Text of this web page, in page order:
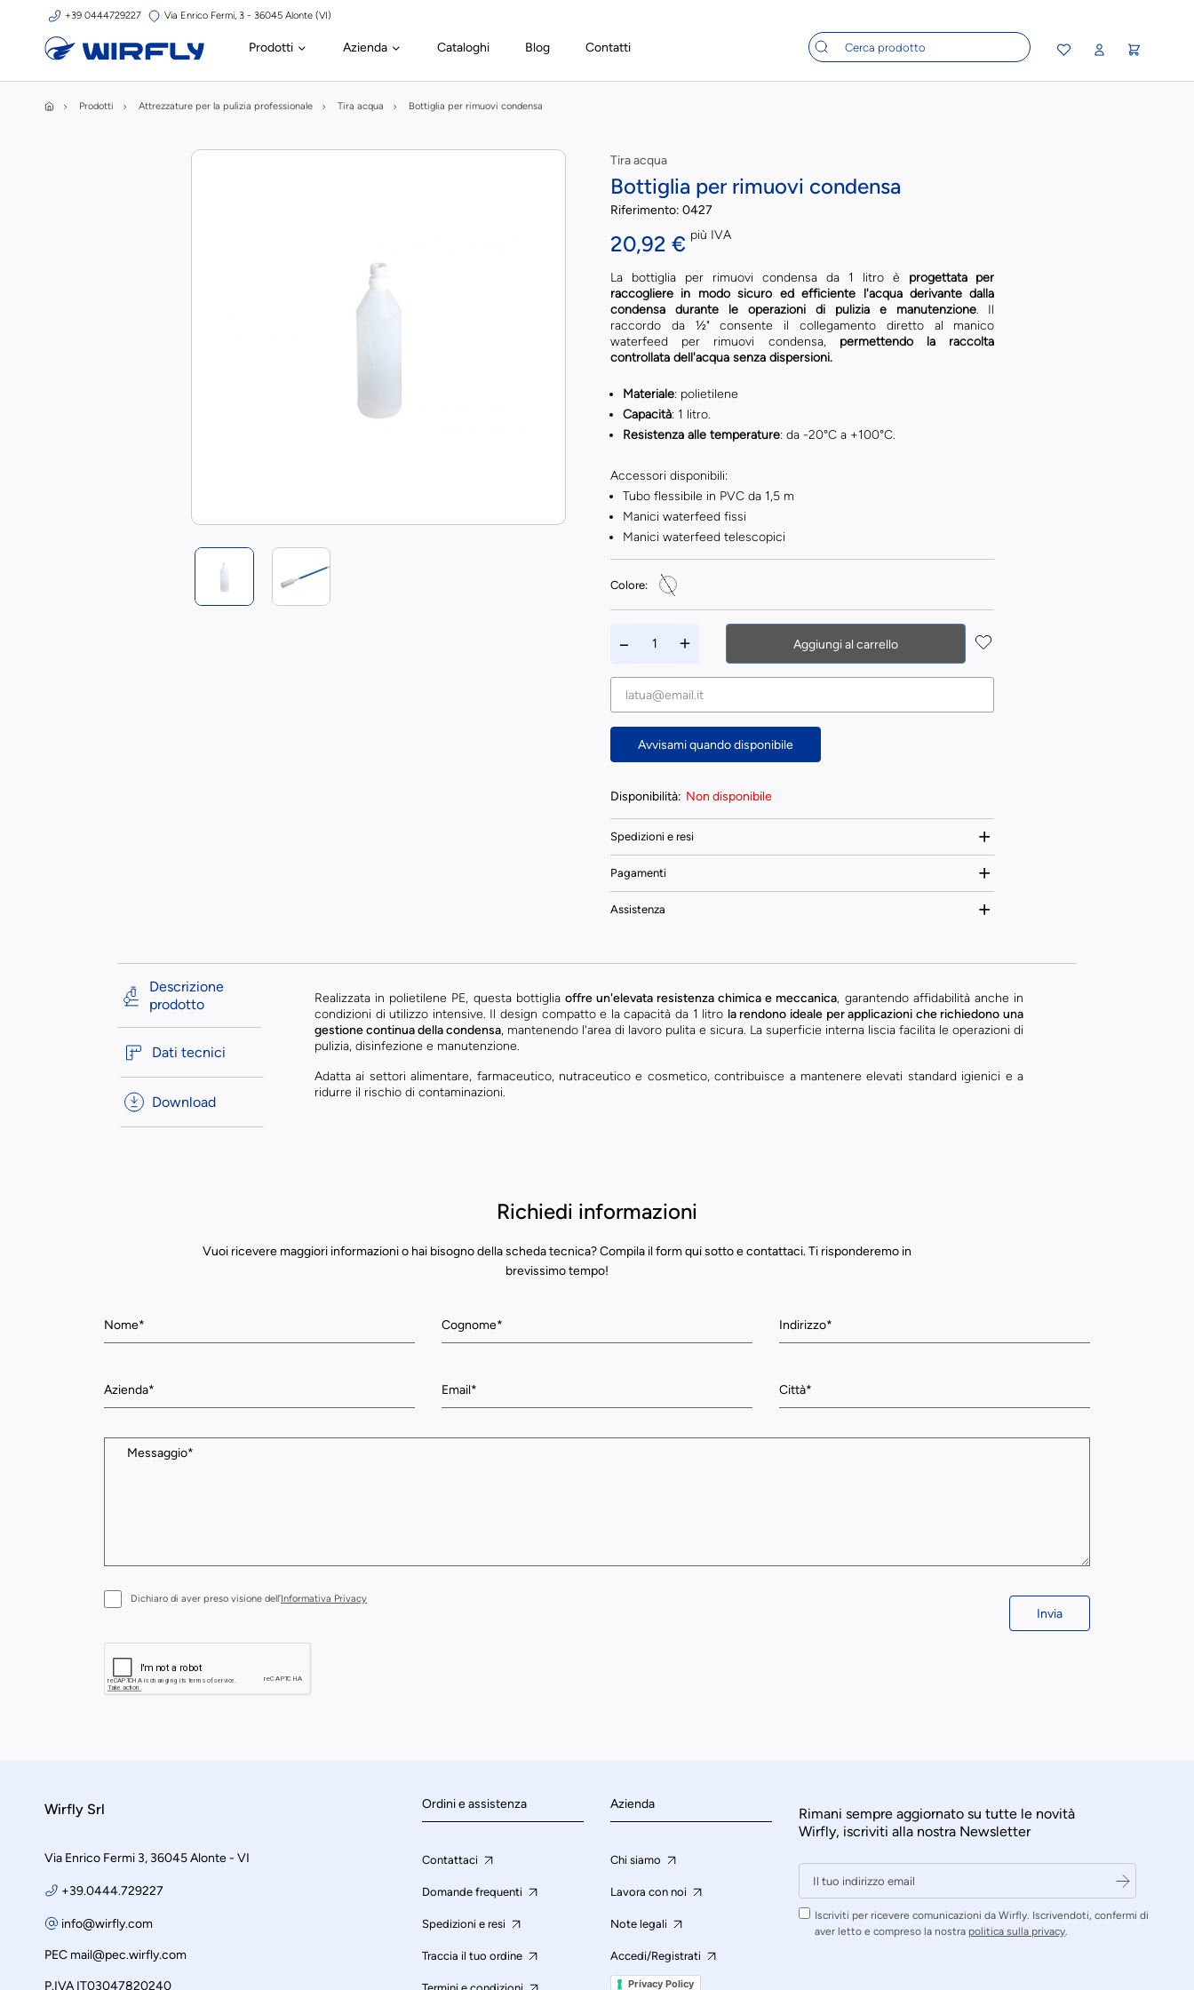
+39 0444729227 Via Enrico Fermi, 3 - 36045 Alonte (VI)
Prodotti Azienda Cataloghi Blog Contatti
Prodotti Attrezzature per la pulizia professionale Tira acqua Bottiglia per rimuovi condensa
Tira acqua
Bottiglia per rimuovi condensa
Riferimento: 0427
20,92 € più IVA
La bottiglia per rimuovi condensa da 1 litro è progettata per
raccogliere in modo sicuro ed efficiente l'acqua derivante dalla
condensa durante le operazioni di pulizia e manutenzione. Il
raccordo da ½" consente il collegamento diretto al manico
waterfeed per rimuovi condensa, permettendo la raccolta
controllata dell'acqua senza dispersioni.
Materiale: polietilene
Capacità: 1 litro.
Resistenza alle temperature: da -20°C a +100°C.
Accessori disponibili:
Tubo flessibile in PVC da 1,5 m
Manici waterfeed fissi
Manici waterfeed telescopici
Colore:
Aggiungi al carrello
Avvisami quando disponibile
Disponibilità: Non disponibile
Spedizioni e resi
Pagamenti
Assistenza
Descrizione
prodotto
Dati tecnici
Download
Realizzata in polietilene PE, questa bottiglia offre un'elevata resistenza chimica e meccanica, garantendo affidabilità anche in
condizioni di utilizzo intensive. Il design compatto e la capacità da 1 litro la rendono ideale per applicazioni che richiedono una
gestione continua della condensa, mantenendo l'area di lavoro pulita e sicura. La superficie interna liscia facilita le operazioni di
pulizia, disinfezione e manutenzione.
Adatta ai settori alimentare, farmaceutico, nutraceutico e cosmetico, contribuisce a mantenere elevati standard igienici e a
ridurre il rischio di contaminazioni.
Richiedi informazioni
Vuoi ricevere maggiori informazioni o hai bisogno della scheda tecnica? Compila il form qui sotto e contattaci. Ti risponderemo in
brevissimo tempo!
Dichiaro di aver preso visione dell’Informativa Privacy
Invia
Wirfly Srl
Via Enrico Fermi 3, 36045 Alonte - VI
+39.0444.729227
info@wirfly.com
PEC mail@pec.wirfly.com
P.IVA IT03047820240
Ordini e assistenza
Contattaci
Domande frequenti
Spedizioni e resi
Traccia il tuo ordine
Azienda
Chi siamo
Lavora con noi
Note legali
Accedi/Registrati
Privacy Policy
Rimani sempre aggiornato su tutte le novità
Wirfly, iscriviti alla nostra Newsletter
Iscriviti per ricevere comunicazioni da Wirfly. Iscrivendoti, confermi di
aver letto e compreso la nostra politica sulla privacy.